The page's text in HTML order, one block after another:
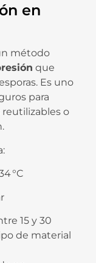
en
método
que
Es uno
para
o
°C
15 y 30
de material